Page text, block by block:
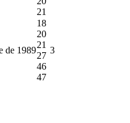
21
de 1989
18
20
21
27
46
47
3